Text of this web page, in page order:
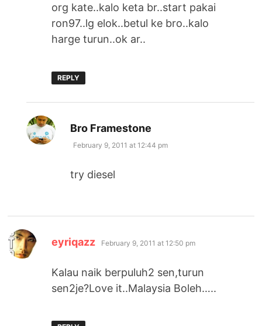
org kate..kalo keta br..start pakai
ron97..lg elok..betul ke bro..kalo
harge turun..ok ar..
REPLY
Bro Framestone
February 9, 2011 at 12:44 pm
try diesel
eyriqazz says:
February 9, 2011 at 12:50 pm
Kalau naik berpuluh2 sen,turun
sen2je?Love it..Malaysia Boleh…..